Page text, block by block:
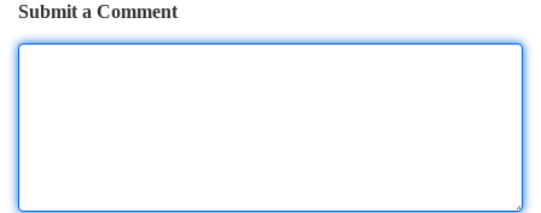
Submit a Comment